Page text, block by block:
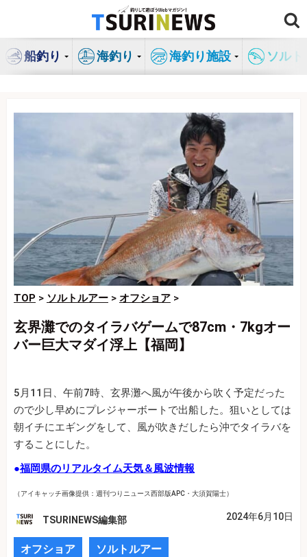
ン
船釣り 海釣り 海釣り施設 ソル
TOP > ソルトルアー > オフショア >
玄界灘でのタイラバゲームで87cm・7kgオー
バー巨大マダイ浮上【福岡】
5月11日、午前7時、玄界灘へ風が午後から吹く予定だった
ので少し早めにプレジャーボートで出船した。狙いとしては
朝イチにエギングをして、風が吹きだしたら沖でタイラバを
することにした。
●福岡県のリアルタイム天気＆風波情報
（アイキャッチ画像提供：週刊つりニュース西部版APC・大須賀陽士）
TSURINEWS編集部 2024年6月10日
オフショア ソルトルアー